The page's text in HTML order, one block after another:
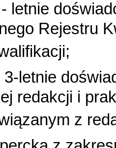
letnie
Rejestru
3-letnie
redakcji i
z